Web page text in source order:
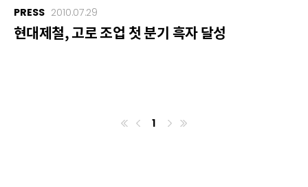
PRESS 2010.07.29
현대제철, 고로 조업 첫 분기 흑자 달성
첫번째페이지 1 마지막페이지